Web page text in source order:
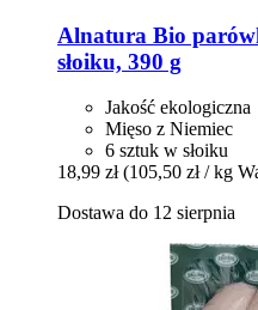
Alnatura Bio
słoiku, 390 g
Jakość ekologiczna
Mięso z Niemiec
6 sztuk w słoiku
18,99 zł (105,50 zł / kg
Dostawa do 12 sierpnia